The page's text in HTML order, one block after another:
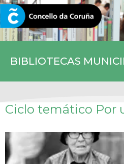
BIBLIOTECAS
CORUNA.GAL
Ciclo temático Por